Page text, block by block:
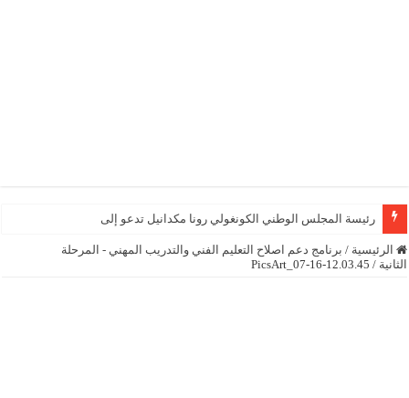
رئيسة المجلس الوطني الكونغولي رونا مكدانيل تدعو إلى التحلي بالص
الرئيسية / برنامج دعم اصلاح التعليم الفني والتدريب المهني - المرحلة
الثانية /
PicsArt_07-16-12.03.45